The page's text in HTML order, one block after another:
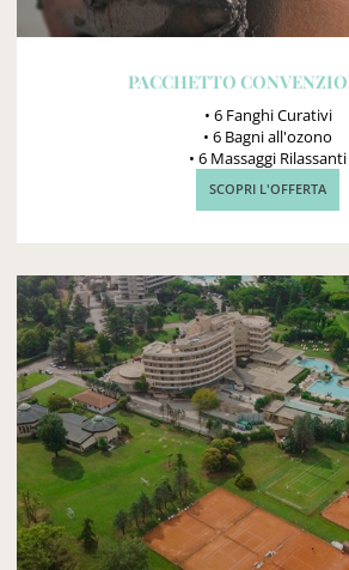
PACCHETTO
• 6 Fanghi Curativi
• 6 Bagni all'ozono
• 6 Massaggi Rilassanti
SCOPRI L'OFFERTA